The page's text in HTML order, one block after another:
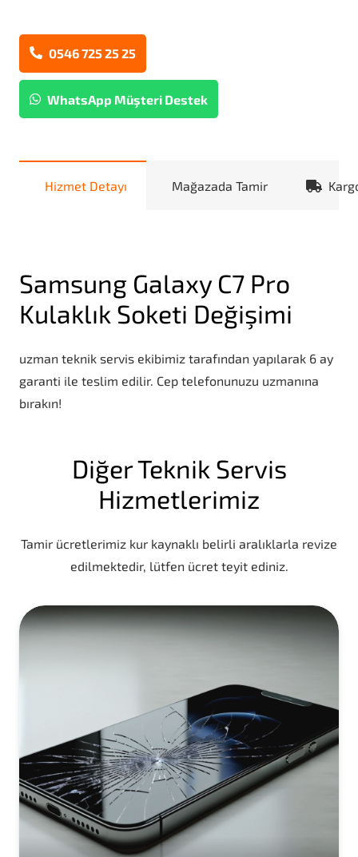
0546 725 25 25
WhatsApp Müşteri Destek
Hizmet Detayı Mağazada Tamir
Samsung Galaxy C7 Pro
Kulaklık Soketi Değişimi
uzman teknik servis ekibimiz tarafından yapılarak 6 ay
garanti ile teslim edilir. Cep telefonunuzu uzmanına
bırakın!
Diğer Teknik Servis
Hizmetlerimiz
Tamir ücretlerimiz kur kaynaklı belirli aralıklarla revize
edilmektedir, lütfen ücret teyit ediniz.